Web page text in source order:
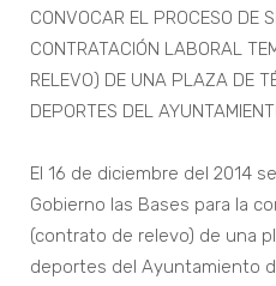
CONVOCAR EL PROCESO DE
CONTRATACIÓN LABORAL
RELEVO) DE UNA PLAZA DE
DEPORTES DEL
El 16 de diciembre del 2014
Gobierno las Bases para la
(contrato de relevo) de una
deportes del Ayuntamiento